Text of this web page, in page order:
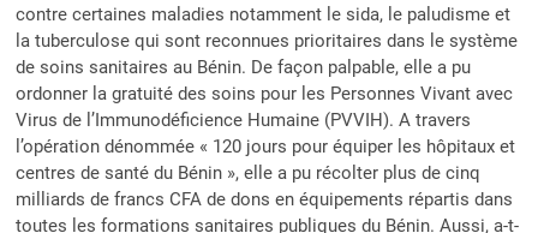
contre certaines maladies notamment le sida, le paludisme et
la tuberculose qui sont reconnues prioritaires dans le système
de soins sanitaires au Bénin. De façon palpable, elle a pu
ordonner la gratuité des soins pour les Personnes Vivant avec
Virus de l’Immunodéficience Humaine (PVVIH). A travers
l’opération dénommée « 120 jours pour équiper les hôpitaux et
centres de santé du Bénin », elle a pu récolter plus de cinq
milliards de francs CFA de dons en équipements répartis dans
toutes les formations sanitaires publiques du Bénin. Aussi, a-t-